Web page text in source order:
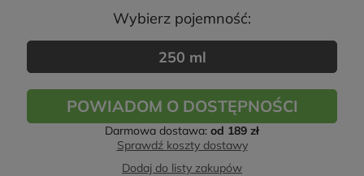
Wybierz pojemność:
250 ml
POWIADOM O DOSTĘPNOŚCI
Darmowa dostawa: od 189 zł
Sprawdź koszty dostawy
Dodaj do listy zakupów